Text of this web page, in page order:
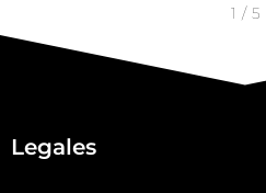
1 / 5
Legales